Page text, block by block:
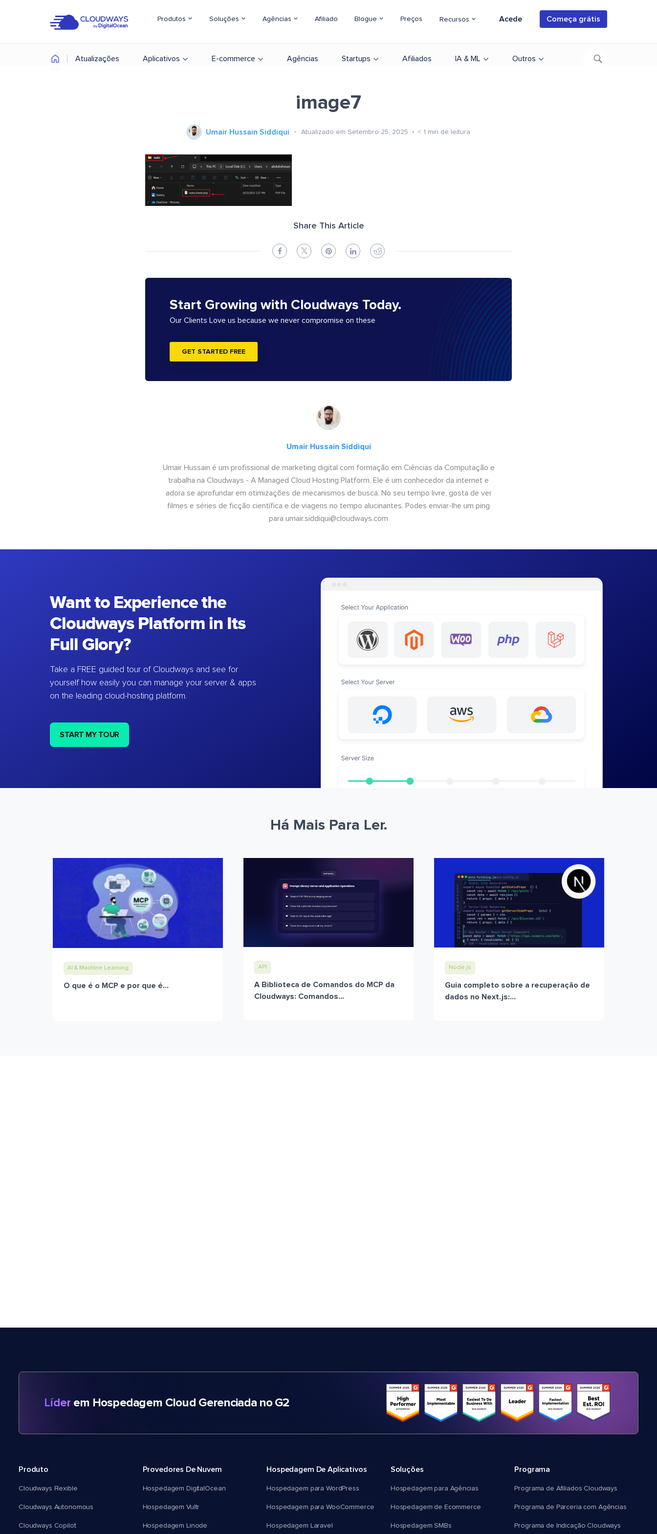
Produtos Soluções Agências Afiliado Blogue Preços Recursos Acede Começa grátis
Atualizações Aplicativos E-commerce Agências Startups Afiliados IA & ML Outros
image7
Umair Hussain Siddiqui Atualizado em Setembro 25, 2025 < 1 min de leitura
Share This Article
Start Growing with Cloudways Today.
Our Clients Love us because we never compromise on these
GET STARTED FREE
Umair Hussain Siddiqui
Umair Hussain é um profissional de marketing digital com formação em Ciências da Computação e
trabalha na Cloudways - A Managed Cloud Hosting Platform. Ele é um conhecedor da internet e
adora se aprofundar em otimizações de mecanismos de busca. No seu tempo livre, gosta de ver
filmes e séries de ficção científica e de viagens no tempo alucinantes. Podes enviar-lhe um ping
para umair.siddiqui@cloudways.com
Want to Experience the
Cloudways Platform in Its
Full Glory?
Take a FREE guided tour of Cloudways and see for
yourself how easily you can manage your server & apps
on the leading cloud-hosting platform.
START MY TOUR
Há Mais Para Ler.
AI & Machine Learning
O que é o MCP e por que é...
API
A Biblioteca de Comandos do MCP da
Cloudways: Comandos...
Node.js
Guia completo sobre a recuperação de
dados no Next.js:...
Líder em Hospedagem Cloud Gerenciada no G2
Produto
Cloudways Flexible
Cloudways Autonomous
Cloudways Copilot
Provedores De Nuvem
Hospedagem DigitalOcean
Hospedagem Vultr
Hospedagem Linode
Hospedagem De Aplicativos
Hospedagem para WordPress
Hospedagem para WooCommerce
Hospedagem Laravel
Soluções
Hospedagem para Agências
Hospedagem de Ecommerce
Hospedagem SMBs
Programa
Programa de Afiliados Cloudways
Programa de Parceria com Agências
Programa de Indicação Cloudways